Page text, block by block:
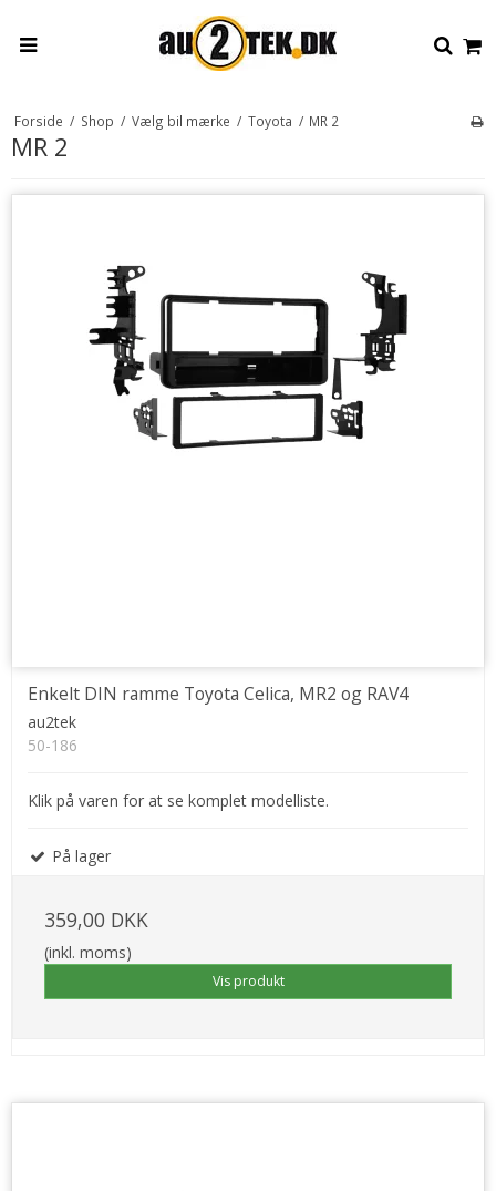
Forside / Shop / Vælg bil mærke / Toyota / MR 2
MR 2
Enkelt DIN ramme Toyota Celica, MR2 og RAV4
au2tek
50-186
Klik på varen for at se komplet modelliste.
På lager
359,00 DKK
(inkl. moms)
Vis produkt